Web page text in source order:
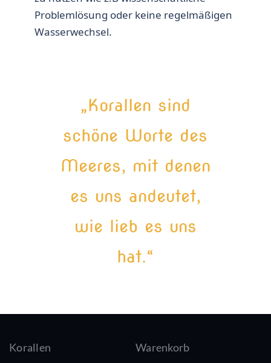
Problemlösung oder keine regelmäßigen
Wasserwechsel.
„Korallen sind
schöne Worte des
Meeres, mit denen
es uns andeutet,
wie lieb es uns
hat.“
Korallen
Warenkorb